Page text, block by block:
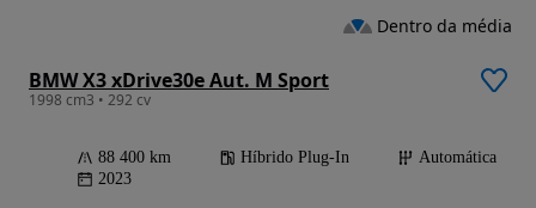
BMW X3 xDrive30e Aut. M Sport
1998 cm3 • 292 cv
88 400 km Híbrido Plug-In
Automática
2023
Dentro da média